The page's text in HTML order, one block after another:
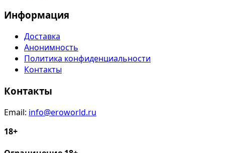
Информация
Доставка
Анонимность
Политика конфиденциальности
Контакты
Контакты
Email: info@eroworld.ru
18+